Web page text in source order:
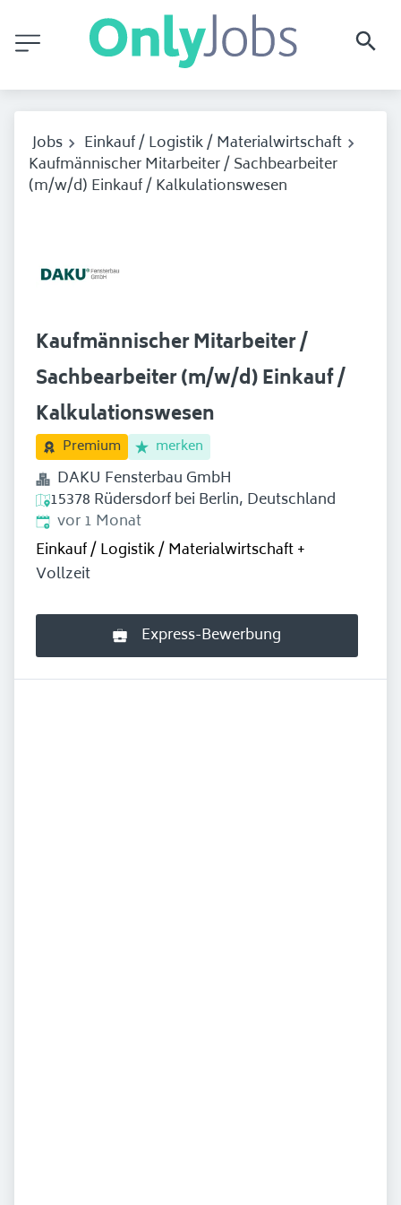
Jobs
Einkauf / Logistik / Materialwirtschaft
Kaufmännischer Mitarbeiter / Sachbearbeiter
(m/w/d) Einkauf / Kalkulationswesen
Kaufmännischer Mitarbeiter /
Sachbearbeiter (m/w/d) Einkauf /
Kalkulationswesen
Premium merken
DAKU Fensterbau GmbH
15378 Rüdersdorf bei Berlin, Deutschland
Erschienen:
vor 1 Monat
Einkauf / Logistik / Materialwirtschaft+
Vollzeit
Express-Bewerbung